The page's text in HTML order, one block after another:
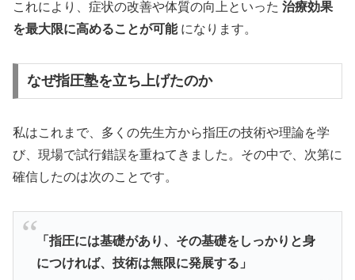
これにより、症状の改善や体質の向上といった 治療効果
を最大限に高めることが可能になります。
なぜ指圧塾を立ち上げたのか
私はこれまで、多くの先生方から指圧の技術や理論を学
び、現場で試行錯誤を重ねてきました。その中で、次第に
確信したのは次のことです。
「指圧には基礎があり、その基礎をしっかりと身
につければ、技術は無限に発展する」